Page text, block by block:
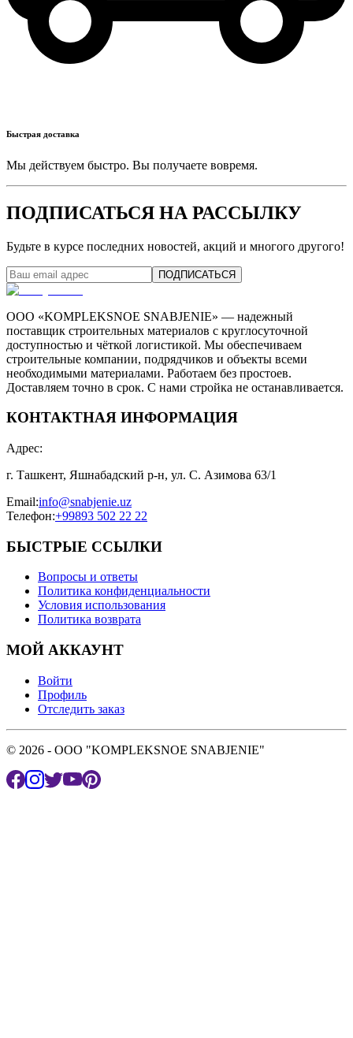
Быстрая доставка
Мы действуем быстро. Вы получаете вовремя.
ПОДПИСАТЬСЯ НА РАССЫЛКУ
Будьте в курсе последних новостей, акций и многого другого!
ПОДПИСАТЬСЯ
ООО «KOMPLEKSNOE SNABJENIE» — надежный
поставщик строительных материалов с круглосуточной
доступностью и чёткой логистикой. Мы обеспечиваем
строительные компании, подрядчиков и объекты всеми
необходимыми материалами. Работаем без простоев.
Доставляем точно в срок. С нами стройка не останавливается.
КОНТАКТНАЯ ИНФОРМАЦИЯ
Адрес:
г. Ташкент, Яшнабадский р-н, ул. С. Азимова 63/1
Email:info@snabjenie.uz
Телефон:+99893 502 22 22
БЫСТРЫЕ ССЫЛКИ
Вопросы и ответы
Политика конфиденциальности
Условия использования
Политика возврата
МОЙ АККАУНТ
Войти
Профиль
Отследить заказ
© 2026 - OOO "KOMPLEKSNOE SNABJENIE"